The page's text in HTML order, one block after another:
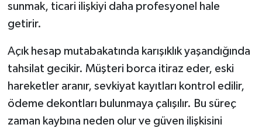
sunmak, ticari ilişkiyi daha profesyonel hale
getirir.
Açık hesap mutabakatında karışıklık yaşandığında
tahsilat gecikir. Müşteri borca itiraz eder, eski
hareketler aranır, sevkiyat kayıtları kontrol edilir,
ödeme dekontları bulunmaya çalışılır. Bu süreç
zaman kaybına neden olur ve güven ilişkisini